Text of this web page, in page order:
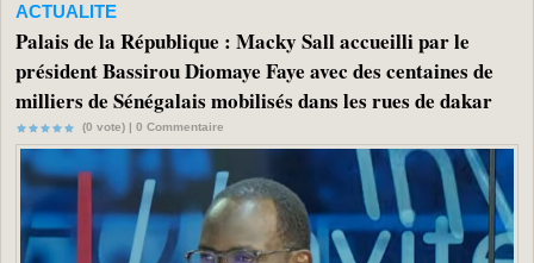
ACTUALITE
Palais de la République : Macky Sall accueilli par le
président Bassirou Diomaye Faye avec des centaines de
milliers de Sénégalais mobilisés dans les rues de dakar
(0 vote) | 0 Commentaire